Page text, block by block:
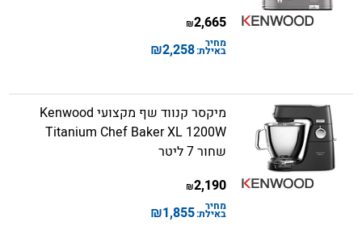
2,665
₪
מחיר
באילת:2,258
₪
מיקסר קנווד שף מקצועי Kenwood
Titanium Chef Baker XL 1200W
שחור 7 ליטר
2,190
₪
מחיר
באילת:1,855
₪